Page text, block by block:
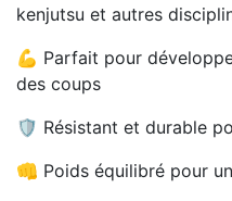
kenjutsu et autres
💪 Parfait pour
des coups
🛡️ Résistant et durable
👊 Poids équilibré pour